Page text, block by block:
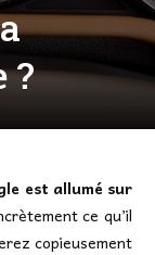
?
est allumé sur
ce qu’il
copieusement